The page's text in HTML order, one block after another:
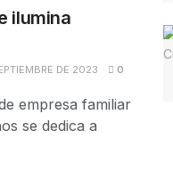
ilumina
DE 2023 0
empresa familiar
se dedica a